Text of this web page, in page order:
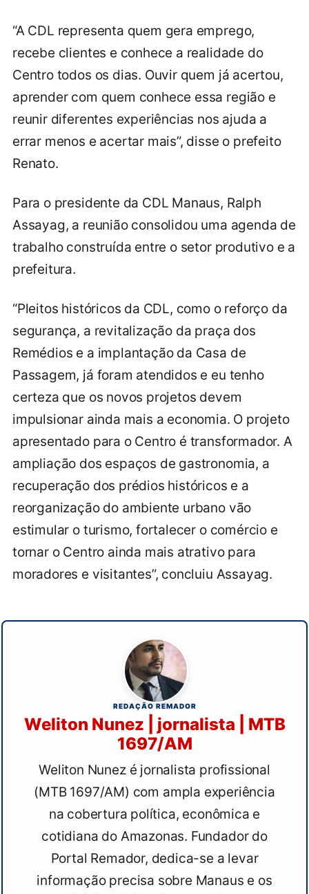
“A CDL representa quem gera emprego,
recebe clientes e conhece a realidade do
Centro todos os dias. Ouvir quem já acertou,
aprender com quem conhece essa região e
reunir diferentes experiências nos ajuda a
errar menos e acertar mais”, disse o prefeito
Renato.
Para o presidente da CDL Manaus, Ralph
Assayag, a reunião consolidou uma agenda de
trabalho construída entre o setor produtivo e a
prefeitura.
“Pleitos históricos da CDL, como o reforço da
segurança, a revitalização da praça dos
Remédios e a implantação da Casa de
Passagem, já foram atendidos e eu tenho
certeza que os novos projetos devem
impulsionar ainda mais a economia. O projeto
apresentado para o Centro é transformador. A
ampliação dos espaços de gastronomia, a
recuperação dos prédios históricos e a
reorganização do ambiente urbano vão
estimular o turismo, fortalecer o comércio e
tornar o Centro ainda mais atrativo para
moradores e visitantes”, concluiu Assayag.
REDAÇÃO REMADOR
Weliton Nunez | jornalista | MTB
1697/AM
Weliton Nunez é jornalista profissional
(MTB 1697/AM) com ampla experiência
na cobertura política, econômica e
cotidiana do Amazonas. Fundador do
Portal Remador, dedica-se a levar
informação precisa sobre Manaus e os